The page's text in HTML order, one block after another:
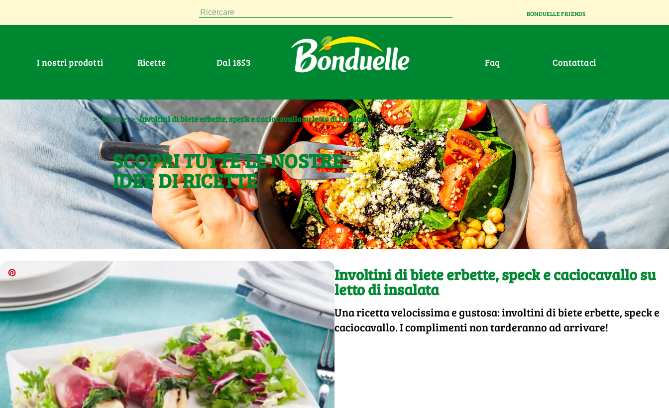
Ricercare BONDUELLE FRIENDS
I nostri prodotti Ricette Dal 1853 faq contattaci
> Ricette > Involtini di biete erbette, speck e caciocavallo su letto di insalata
SCOPRI TUTTE LE NOSTRE
IDEE DI RICETTE
Involtini di biete erbette, speck e caciocavallo su
letto di insalata
Una ricetta velocissima e gustosa: involtini di biete erbette, speck e
caciocavallo. I complimenti non tarderanno ad arrivare!